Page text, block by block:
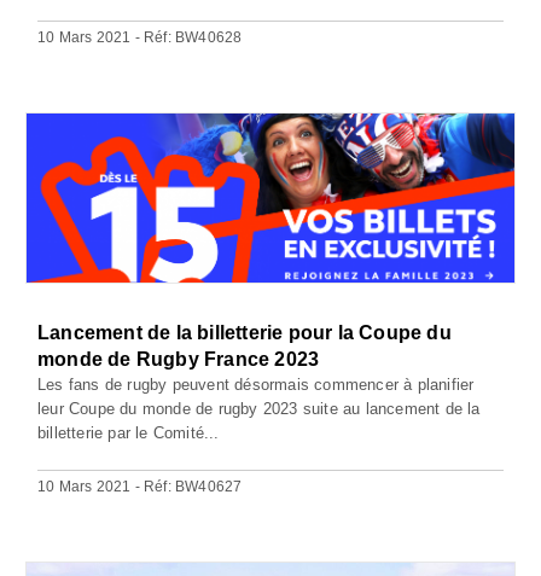
10 Mars 2021 - Réf: BW40628
Lancement de la billetterie pour la Coupe du
monde de Rugby France 2023
Les fans de rugby peuvent désormais commencer à planifier
leur Coupe du monde de rugby 2023 suite au lancement de la
billetterie par le Comité...
10 Mars 2021 - Réf: BW40627